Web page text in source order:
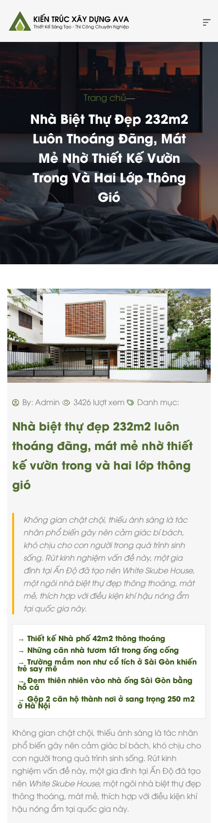
Trang chủ―
Nhà Biệt Thự Đẹp 232m2
Luôn Thoáng Đãng, Mát
Mẻ Nhờ Thiết Kế Vườn
Trong Và Hai Lớp Thông
Gió
By: Admin 3426 lượt xem Danh mục:
Nhà biệt thự đẹp 232m2 luôn
thoáng đãng, mát mẻ nhờ thiết
kế vườn trong và hai lớp thông
gió
Không gian chật chội, thiếu ánh sáng là tác
nhân phổ biến gây nên cảm giác bí bách,
khó chịu cho con người trong quá trình sinh
sống. Rút kinh nghiệm vấn đề này, một gia
đình tại Ấn Độ đã tạo nên White Skube House,
một ngôi nhà biệt thự đẹp thông thoáng, mát
mẻ, thích hợp với điều kiện khí hậu nóng ẩm
tại quốc gia này.
→ Thiết kế Nhà phố 42m2 thông thoáng
→ Những căn nhà tươm tất trong ống cống
→ Trường mầm non như cổ tích ở Sài Gòn khiến
trẻ say mê
→ Đem thiên nhiên vào nhà ống Sài Gòn bằng
hồ cá
→ Gộp 2 căn hộ thành nơi ở sang trọng 250 m2
ở Hà Nội
Không gian chật chội, thiếu ánh sáng là tác nhân
phổ biến gây nên cảm giác bí bách, khó chịu cho
con người trong quá trình sinh sống. Rút kinh
nghiệm vấn đề này, một gia đình tại Ấn Độ đã tạo
nên White Skube House, một ngôi nhà biệt thự đẹp
thông thoáng, mát mẻ, thích hợp với điều kiện khí
hậu nóng ẩm tại quốc gia này.